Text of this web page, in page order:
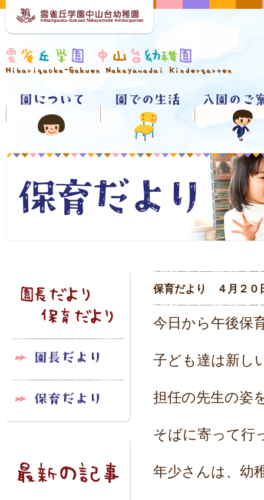
保育だより ４月２０
今日から午後保
子ども達は新し
担任の先生の姿
そばに寄って行
年少さんは、幼